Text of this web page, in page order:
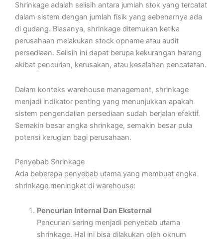
Shrinkage adalah selisih antara jumlah stok yang tercatat
dalam sistem dengan jumlah fisik yang sebenarnya ada
di gudang. Biasanya, shrinkage ditemukan ketika
perusahaan melakukan stock opname atau audit
persediaan. Selisih ini dapat berupa kekurangan barang
akibat pencurian, kerusakan, atau kesalahan pencatatan.
Dalam konteks warehouse management, shrinkage
menjadi indikator penting yang menunjukkan apakah
sistem pengendalian persediaan sudah berjalan efektif.
Semakin besar angka shrinkage, semakin besar pula
potensi kerugian bagi perusahaan.
Penyebab Shrinkage
Ada beberapa penyebab utama yang membuat angka
shrinkage meningkat di warehouse:
Pencurian Internal Dan Eksternal
Pencurian sering menjadi penyebab utama
shrinkage. Hal ini bisa dilakukan oleh oknum